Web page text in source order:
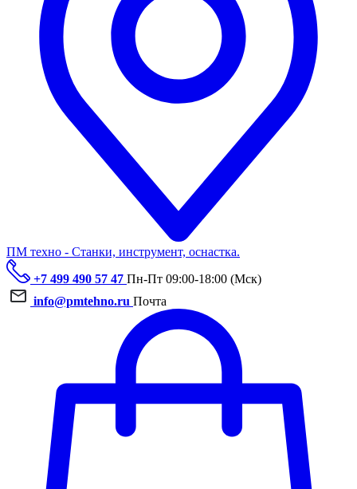
ПМ техно - Станки, инструмент, оснастка.
+7 499 490 57 47 Пн-Пт 09:00-18:00 (Мск)
info@pmtehno.ru Почта